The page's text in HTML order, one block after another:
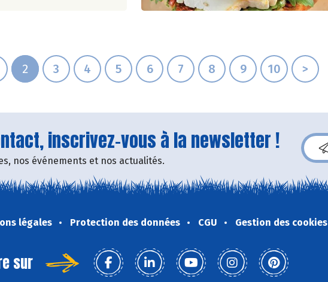
2 3 4 5 6 7 8 9 10 >
inscrivez-vous à la newsletter !
nos événements et nos actualités.
légales Protection des données CGU Gestion des cookies
sur